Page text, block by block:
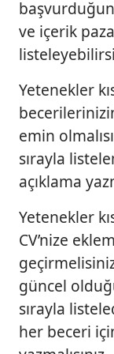
ve içerik
Yetenekler
emin
sırayla
açıklama
Yetenekler
CV’nize
güncel
sırayla
her beceri